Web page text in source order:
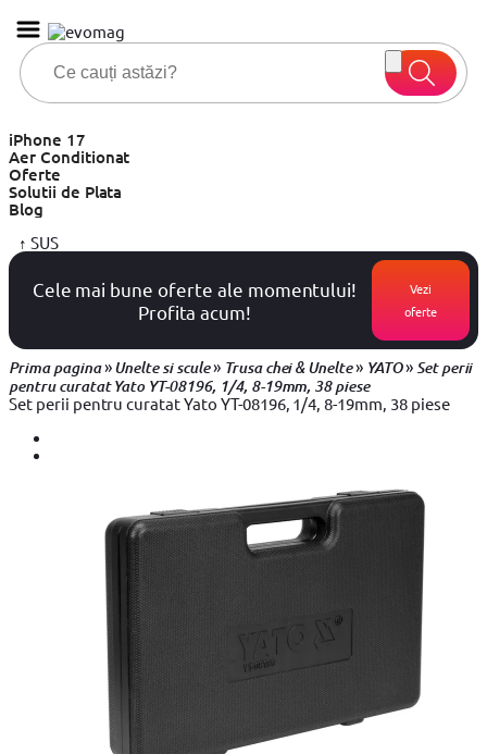
iPhone 17
Aer Conditionat
Oferte
Solutii de Plata
Blog
↑ SUS
Cele mai bune oferte ale momentului!
Profita acum!
Vezi
oferte
Prima pagina»Unelte si scule» Trusa chei & Unelte» YATO»Set perii
pentru curatat Yato YT-08196, 1/4, 8-19mm, 38 piese
Set perii pentru curatat Yato YT-08196, 1/4, 8-19mm, 38 piese